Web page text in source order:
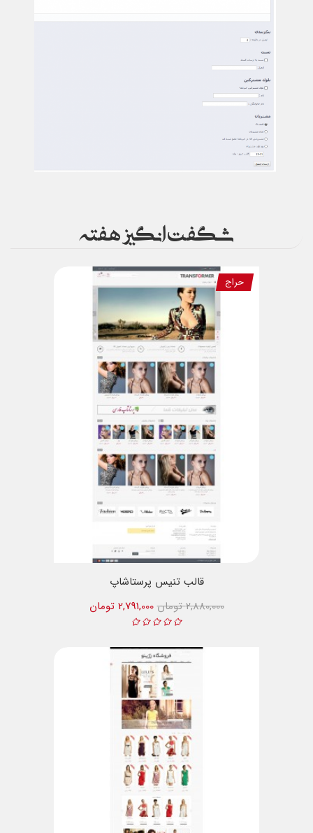
شگفت انگیز هفته
حراج
قالب تنیس پرستاشاپ
2,791,000 تومان
2,880,000 تومان